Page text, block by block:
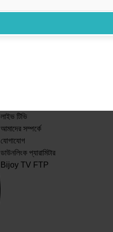
লাইভ টিভি
আমাদের সম্পর্কে
যোগাযোগ
ডাউনলিংক প্যারামিটার
Bijoy TV FTP